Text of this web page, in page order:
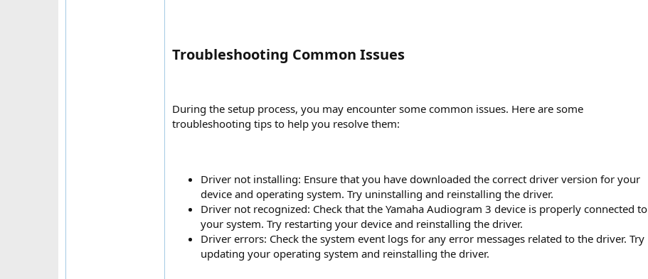
Troubleshooting Common Issues​
During the setup process, you may encounter some common issues. Here are some
troubleshooting tips to help you resolve them:
Driver not installing: Ensure that you have downloaded the correct driver version for your
device and operating system. Try uninstalling and reinstalling the driver.
Driver not recognized: Check that the Yamaha Audiogram 3 device is properly connected to
your system. Try restarting your device and reinstalling the driver.
Driver errors: Check the system event logs for any error messages related to the driver. Try
updating your operating system and reinstalling the driver.